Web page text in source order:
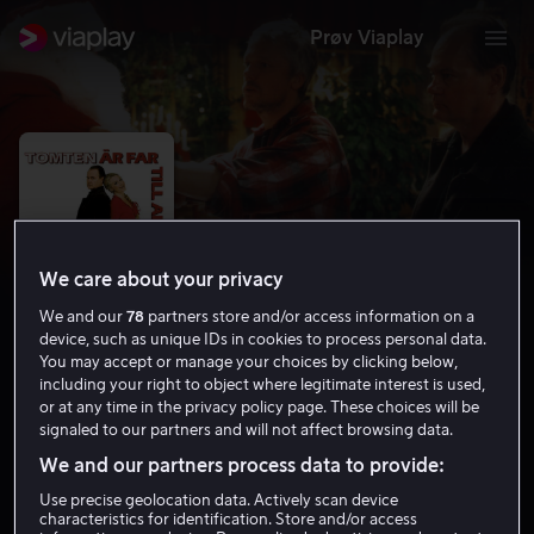
Prøv Viaplay
Tomten är far till alla barnen
6.9 Komedie 1999 1 t 34 min
12 år
HD
We care about your privacy
We and our78 partners store and/or access information on a
device, such as unique IDs in cookies to process personal data.
You may accept or manage your choices by clicking below,
including your right to object where legitimate interest is used,
or at any time in the privacy policy page. These choices will be
signaled to our partners and will not affect browsing data.
We and our partners process data to provide:
Use precise geolocation data. Actively scan device
characteristics for identification. Store and/or access